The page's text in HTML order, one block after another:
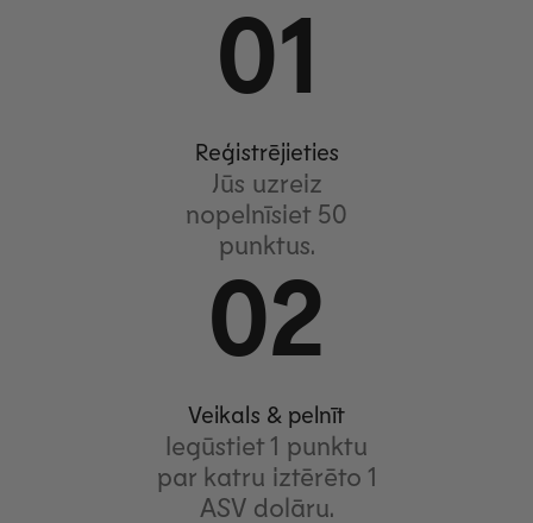
01
Reģistrējieties
Jūs uzreiz
nopelnīsiet 50
punktus.
02
Veikals & pelnīt
Iegūstiet 1 punktu
par katru iztērēto 1
ASV dolāru.